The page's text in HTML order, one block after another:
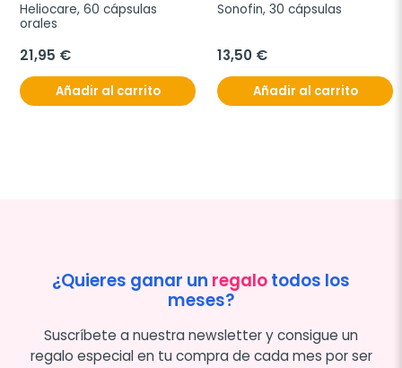
Heliocare, 60 cápsulas
orales
21,95 €
Añadir al carrito
Sonofin, 30 cápsulas
13,50 €
Añadir al carrito
¿Quieres ganar un regalotodos los
meses?
Suscríbete a nuestra newsletter y consigue un
regalo especial en tu compra de cada mes por ser